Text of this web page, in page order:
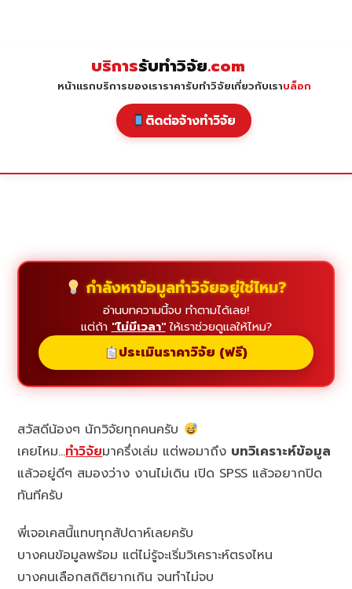
บริการรับทำวิจัย.com
หน้าแรกบริการของเราราคารับทำวิจัยเกี่ยวกับเราบล็อก
ติดต่อจ้างทำวิจัย
กำลังหาข้อมูลทำวิจัยอยู่ใช่ไหม?
อ่านบทความนี้จบ ทำตามได้เลย!
แต่ถ้า "ไม่มีเวลา"ให้เราช่วยดูแลให้ไหม?
ประเมินราคาวิจัย (ฟรี)
สวัสดีน้องๆ นักวิจัยทุกคนครับ
เคยไหม…ทำวิจัยมาครึ่งเล่ม แต่พอมาถึง บทวิเคราะห์ข้อมูล
แล้วอยู่ดีๆ สมองว่าง งานไม่เดิน เปิด SPSS แล้วอยากปิด
ทันทีครับ
พี่เจอเคสนี้แทบทุกสัปดาห์เลยครับ
บางคนข้อมูลพร้อม แต่ไม่รู้จะเริ่มวิเคราะห์ตรงไหน
บางคนเลือกสถิติยากเกิน จนทำไม่จบ